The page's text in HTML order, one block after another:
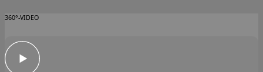
360°-VIDEO